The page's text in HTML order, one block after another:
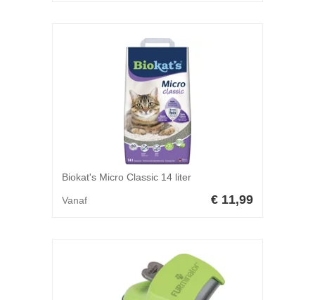
Biokat's Micro Classic 14 liter
Vanaf € 11,99